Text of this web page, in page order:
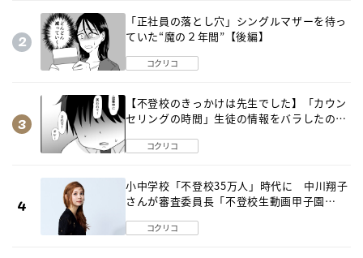
「正社員の落とし穴」シングルマザーを待っ
ていた“魔の２年間”【後編】
コクリコ
【不登校のきっかけは先生でした】「カウン
セリングの時間」生徒の情報をバラしたの
コクリコ
小中学校「不登校35万人」時代に 中川翔子
さんが審査委員長「不登校生動画甲子園
コクリコ